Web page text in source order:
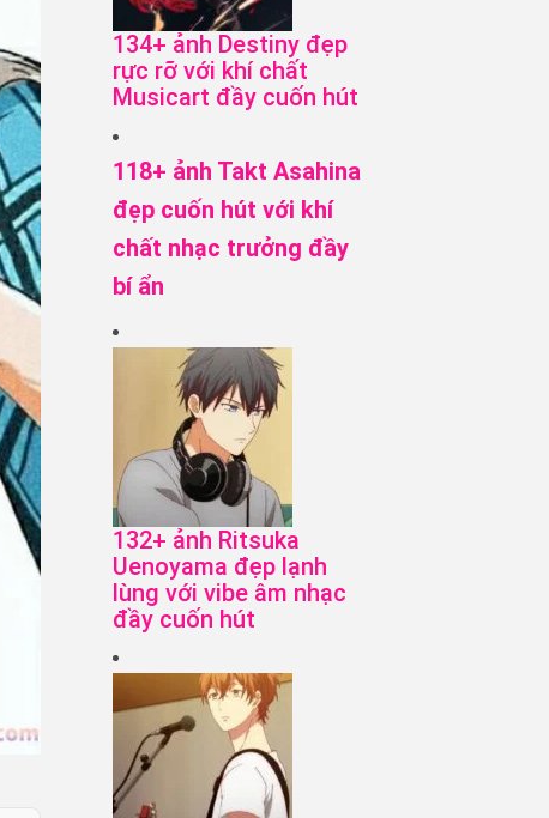
134+ ảnh Destiny đẹp
rực rỡ với khí chất
Musicart đầy cuốn hút
118+ ảnh Takt Asahina
đẹp cuốn hút với khí
chất nhạc trưởng đầy
bí ẩn
132+ ảnh Ritsuka
Uenoyama đẹp lạnh
lùng với vibe âm nhạc
đầy cuốn hút